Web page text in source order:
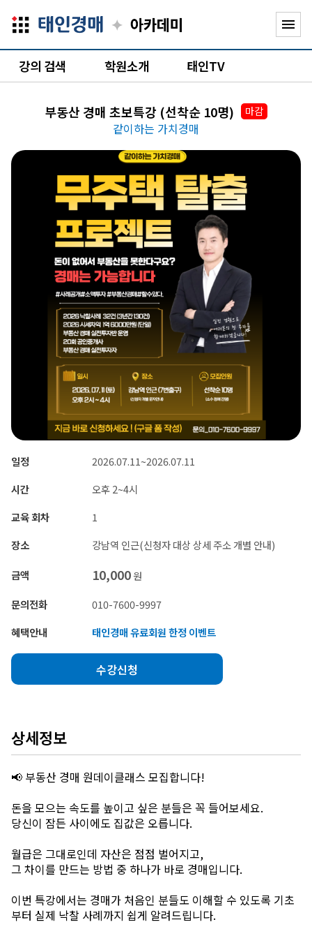
✦ menu
강의 검색 학원소개 태인TV
부동산 경매 초보특강 (선착순 10명) 마감
같이하는 가치경매
일정
2026.07.11~2026.07.11
시간
오후 2~4시
교육 회차
1
장소
강남역 인근(신청자 대상 상세 주소 개별 안내)
금액 10,000원
문의전화
010-7600-9997
혜택안내
태인경매 유료회원 한정 이벤트
수강신청
상세정보
📢 부동산 경매 원데이클래스 모집합니다!
돈을 모으는 속도를 높이고 싶은 분들은 꼭 들어보세요.
당신이 잠든 사이에도 집값은 오릅니다.
월급은 그대로인데 자산은 점점 벌어지고,
그 차이를 만드는 방법 중 하나가 바로 경매입니다.
이번 특강에서는 경매가 처음인 분들도 이해할 수 있도록 기초
부터 실제 낙찰 사례까지 쉽게 알려드립니다.